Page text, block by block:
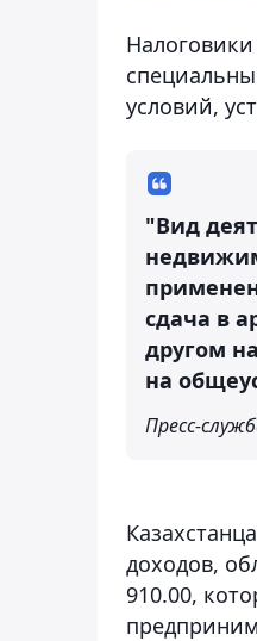
условий,
"Вид
сдача в
другом
на
Пресс-
доходов,
910.00,